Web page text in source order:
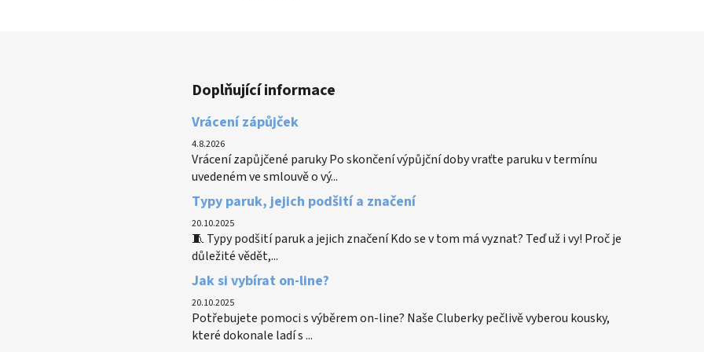
Doplňující informace
Vrácení zápůjček
4.8.2026
Vrácení zapůjčené paruky Po skončení výpůjční doby vraťte paruku v termínu
uvedeném ve smlouvě o vý...
Typy paruk, jejich podšití a značení
20.10.2025
🧵 Typy podšití paruk a jejich značení Kdo se v tom má vyznat? Teď už i vy! Proč je
důležité vědět,...
Jak si vybírat on-line?
20.10.2025
Potřebujete pomoci s výběrem on-line? Naše Cluberky pečlivě vyberou kousky,
které dokonale ladí s ...